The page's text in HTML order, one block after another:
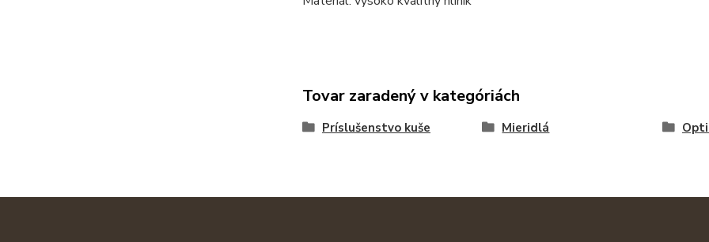
Tovar zaradený v kategóriách
Príslušenstvo kuše Mieridlá